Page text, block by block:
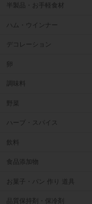
半製品・お手軽食材
ハム・ウインナー
デコレーション
卵
調味料
野菜
ハーブ・スパイス
飲料
食品添加物
お菓子・パン 作り 道具
品質保持剤・保冷剤